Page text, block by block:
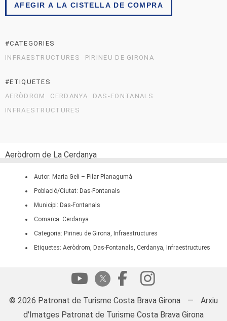
AFEGIR A LA CISTELLA DE COMPRA
#CATEGORIES
INFRAESTRUCTURES
PIRINEU DE GIRONA
#ETIQUETES
AERÒDROM
CERDANYA
DAS-FONTANALS
INFRAESTRUCTURES
Aeròdrom de La Cerdanya
Autor: Maria Geli – Pilar Planagumà
Població/Ciutat: Das-Fontanals
Municipi: Das-Fontanals
Comarca: Cerdanya
Categoria: Pirineu de Girona, Infraestructures
Etiquetes: Aeròdrom, Das-Fontanals, Cerdanya, Infraestructures
© 2026 Patronat de Turisme Costa Brava Girona —
Arxiu
d'Imatges Patronat de Turisme Costa Brava Girona